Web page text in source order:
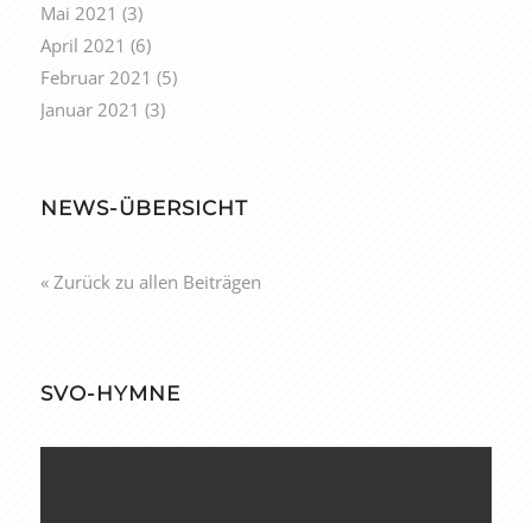
Mai 2021 (3)
April 2021 (6)
Februar 2021 (5)
Januar 2021 (3)
NEWS-ÜBERSICHT
« Zurück zu allen Beiträgen
SVO-HYMNE